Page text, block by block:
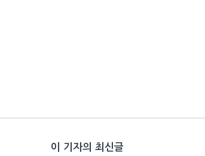
이 기자의 최신글